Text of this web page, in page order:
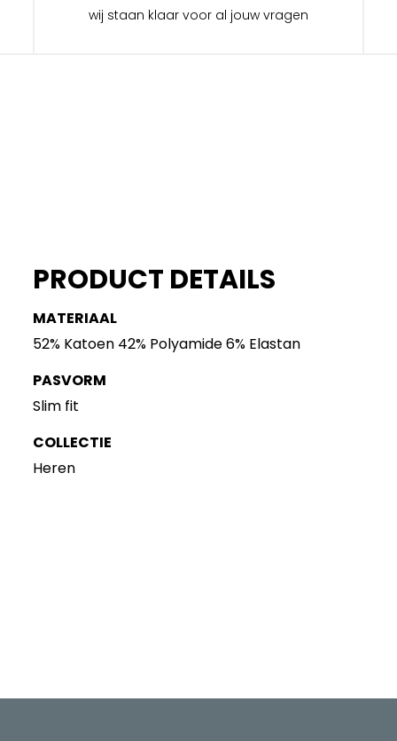
wij staan klaar voor al jouw vragen
PRODUCT DETAILS
MATERIAAL
52% Katoen 42% Polyamide 6% Elastan
PASVORM
Slim fit
COLLECTIE
Heren